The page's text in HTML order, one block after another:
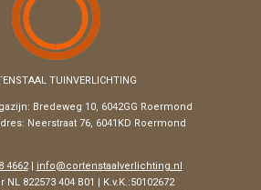
TUINVERLICHTING
Bredeweg 10, 6042GG Roermond
Neerstraat 76, 6041KD Roermond
4662|
info@cortenstaalverlichting.nl
NL 822573 404 B01 | K.v.K.:50102672